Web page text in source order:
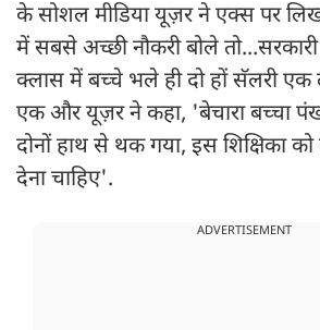
के सोशल मीडिया यूज़र ने एक्स पर
में सबसे अच्छी नौकरी बोले
क्लास में बच्चे भले ही दो हों सॅलरी
एक और यूज़र ने कहा, 'बेचारा बच्चा
दोनों हाथ से थक गया, इस शिक्षिका को
देना चाहिए'.
ADVERTISEMENT